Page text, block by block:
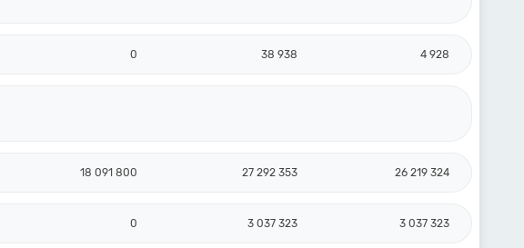
0 38 938 4 928
18 091 800 27 292 353 26 219 324
0 3 037 323 3 037 323